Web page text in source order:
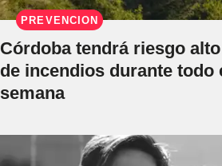
PREVENCIÓN
Córdoba tendrá riesgo
de incendios durante todo
semana